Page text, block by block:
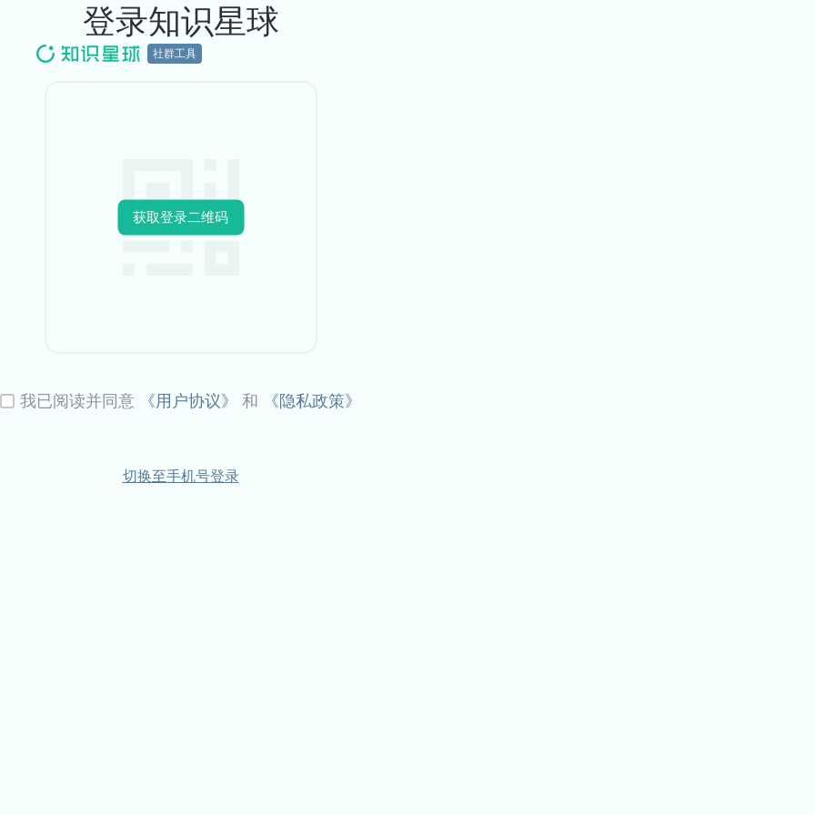
社群工具
登录知识星球
获取登录二维码
我已阅读并同意 《用户协议》 和 《隐私政策》
切换至手机号登录